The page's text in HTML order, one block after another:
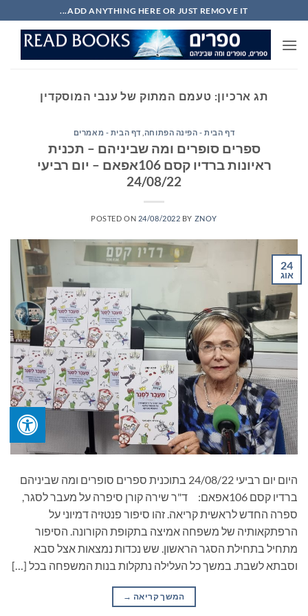
to
content
ADD ANYTHING HERE OR JUST REMOVE IT...
תג ארכיון: טעמם המתוק של ענבי המוסקדין
דף הבית - הפינה הפתוחה דף הבית - מאמרים
ספרים סופרים ומה שביניהם – תכנית
ראיונות ברדיו קסם 106אפאם – יום רביעי
24/08/22
POSTED ON 24/08/2022 BY ZNOY
24
אוג
היום יום רביעי 24/08/22 בתוכנית ספרים סופרים ומה שביניהם
ברדיו קסם 106אפאם: ד"ר שירה קורן סיפרה על מעבר לסגר,
ספרה החדש לראשית קריאה. זהו סיפור פנטזיה דמיוני על
הרפתקאותיה של משפחה אמיצה בתקופת הקורונה. הסיפור
מתחיל בתחילת הסגר הראשון. שש נכדות נמצאות אצל סבא
וסבתא לשבת. במשך כל העלילה נתקלות בנות המשפחה בכל […]
המשך קריאה →